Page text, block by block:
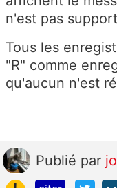
n'est pas
Tous les
"R" comme
qu'aucun n'est
Publié par